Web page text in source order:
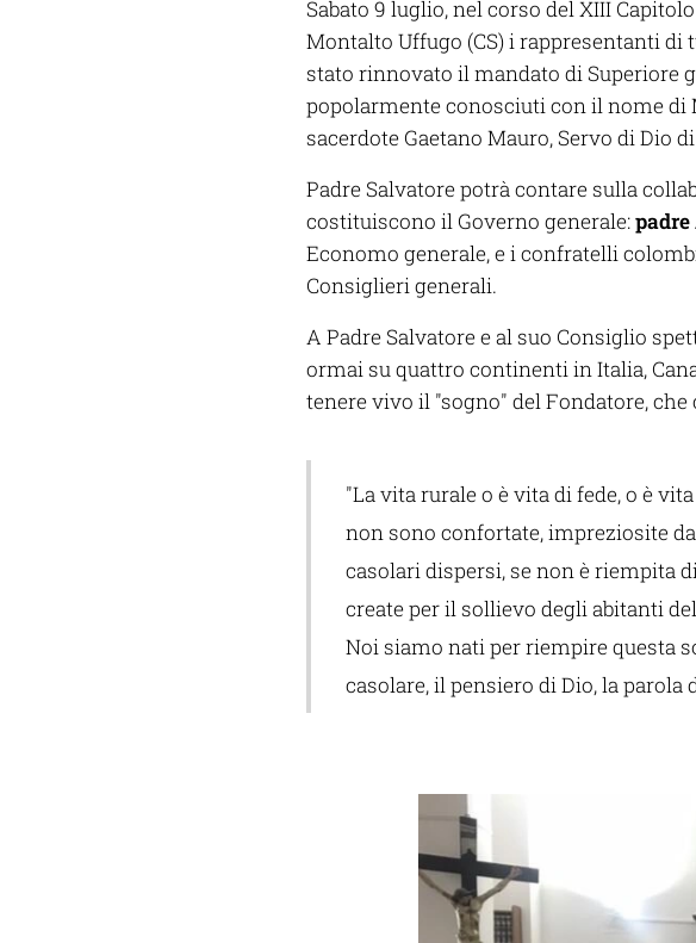
Sabato 9 luglio, nel corso del XIII
Montalto Uffugo (CS) i rappresentanti di
stato rinnovato il mandato di Superiore
popolarmente conosciuti con il nome di
sacerdote Gaetano Mauro, Servo di Dio
Padre Salvatore potrà contare sulla
costituiscono il Governo generale:padre
Economo generale, e i confratelli
Consiglieri generali.
A Padre Salvatore e al suo Consiglio
ormai su quattro continenti in Italia,
tenere vivo il "sogno" del Fondatore,
"La vita rurale o è vita di fede, o è
non sono confortate, impreziosite
casolari dispersi, se non è riempita
create per il sollievo degli abitanti
Noi siamo nati per riempire questa
casolare, il pensiero di Dio, la parola